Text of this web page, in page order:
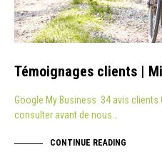
Témoignages clients |
Google My Business 34 avis clients
consulter avant de nous…
CONTINUE READING